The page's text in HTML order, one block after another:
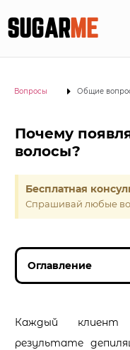
SUGARME
Вопросы Общие
Почему
волосы?
Бесплатная
Спрашивай любые
Оглавление
Каждый
результате